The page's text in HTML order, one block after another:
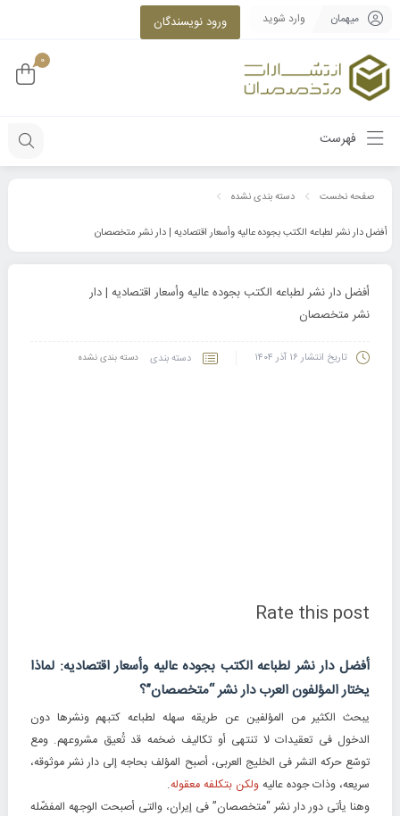
میهمان وارد شوید ورود نویسندگان
0
فهرست
صفحه نخست دسته بندی نشده
أفضل دار نشر لطباعه الکتب بجوده عالیه وأسعار اقتصادیه | دار نشر متخصصان
أفضل دار نشر لطباعه الکتب بجوده عالیه وأسعار اقتصادیه | دار
نشر متخصصان
تاریخ انتشار۱۶ آذر ۱۴۰۴ دسته بندی دسته بندی نشده
Rate this post
أفضل دار نشر لطباعه الکتب بجوده عالیه وأسعار اقتصادیه: لماذا
یختار المؤلفون العرب دار نشر “متخصصان”؟
یبحث الکثیر من المؤلفین عن طریقه سهله لطباعه کتبهم ونشرها دون
الدخول فی تعقیدات لا تنتهی أو تکالیف ضخمه قد تُعیق مشروعهم. ومع
توسّع حرکه النشر فی الخلیج العربی، أصبح المؤلف بحاجه إلى دار نشر موثوقه،
سریعه، وذات جوده عالیهولکن بتکلفه معقوله.
وهنا یأتی دوردار نشر “متخصصان” فی إیران، والتی أصبحت الوجهه المفضّله